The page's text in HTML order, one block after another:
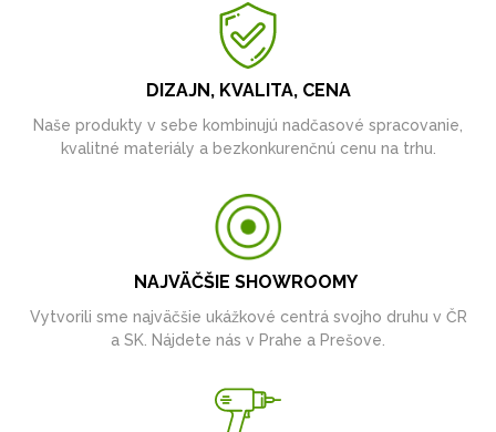
DIZAJN, KVALITA, CENA
Naše produkty v sebe kombinujú nadčasové spracovanie,
kvalitné materiály a bezkonkurenčnú cenu na trhu.
NAJVÄČŠIE SHOWROOMY
Vytvorili sme najväčšie ukážkové centrá svojho druhu v ČR
a SK. Nájdete nás v Prahe a Prešove.